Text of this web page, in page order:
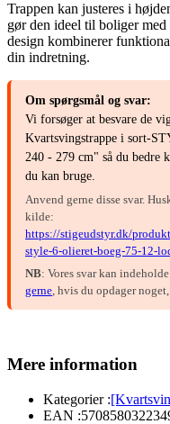
Trappen kan justeres i
gør den ideel til boliger
design kombinerer
din indretning.
Om spørgsmål og svar:
Vi forsøger at besvare de
Kvartsvingstrappe i sort-
240 - 279 cm" så du bedre
du kan bruge.
Anvend gerne disse svar.
kilde:
https://stigeudstyr.dk/
style-6-olieret-boeg-75-12-
NB: Vores svar kan
gerne, hvis du opdager
Mere information
Kategorier :
EAN :